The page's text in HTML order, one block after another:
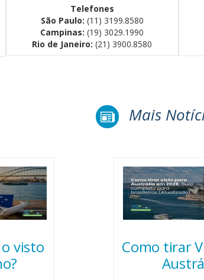
Telefones
São Paulo: (11) 3199.8580
Campinas: (19) 3029.1990
Rio de Janeiro: (21) 3900.8580
Mais
visto
Como tirar